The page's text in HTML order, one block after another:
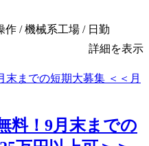
作 / 機械系工場 / 日勤
詳細を表示
料！9月末までの